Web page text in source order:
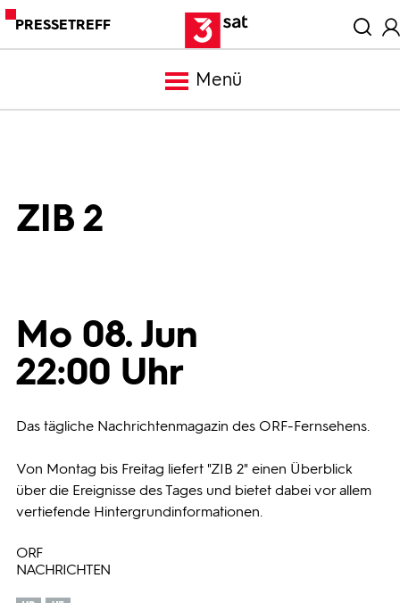
PRESSETREFF
Menü
Bilder
Programmwochen
3sat
ZIB 2
Mo 08. Jun
22:00 Uhr
Das tägliche Nachrichtenmagazin des ORF-Fernsehens.
Von Montag bis Freitag liefert "ZIB 2" einen Überblick
über die Ereignisse des Tages und bietet dabei vor allem
vertiefende Hintergrundinformationen.
ORF
NACHRICHTEN